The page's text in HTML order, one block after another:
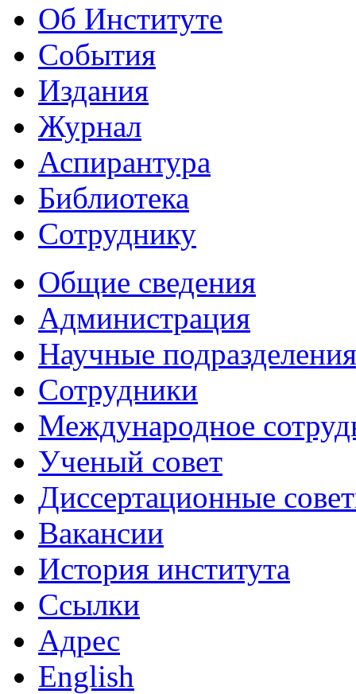
Об Институте
События
Издания
Журнал
Аспирантура
Библиотека
Сотруднику
Общие сведения
Администрация
Научные подразделения
Сотрудники
Международное
Ученый совет
Диссертационные
Вакансии
История института
Ссылки
Адрес
English